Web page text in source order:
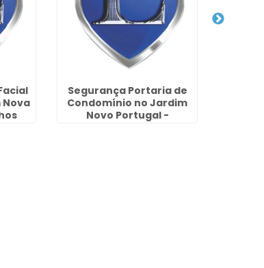
Segurança Portaria de
Condomínio no Jardim
Novo Portugal -